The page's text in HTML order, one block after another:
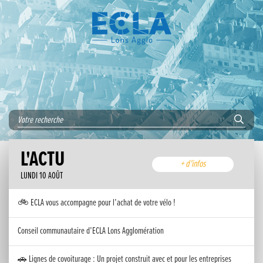
L'ACTU
LUNDI 10 AOÛT
+ d'infos
🚲 ECLA vous accompagne pour l’achat de votre vélo !
Conseil communautaire d’ECLA Lons Agglomération
🚗 Lignes de covoiturage : Un projet construit avec et pour les entreprises